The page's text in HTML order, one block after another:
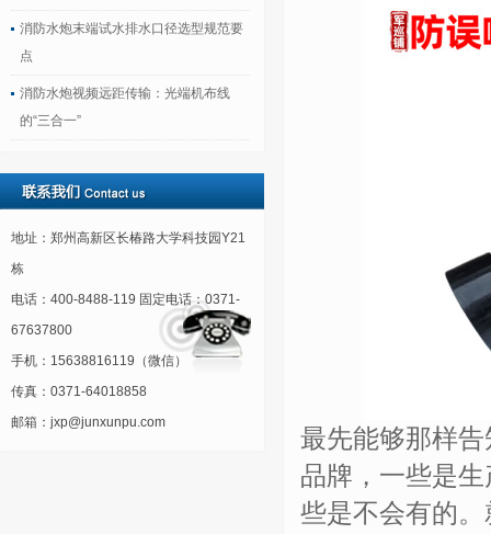
消防水炮末端试水排水口径选型规范要
点
消防水炮视频远距传输：光端机布线
的“三合一”
地址：郑州高新区长椿路大学科技园Y21
栋
电话：400-8488-119 固定电话：0371-
67637800
手机：15638816119（微信）
传真：0371-64018858
邮箱：jxp@junxunpu.com
最先能够那样
品牌，一些是
些是不会有的